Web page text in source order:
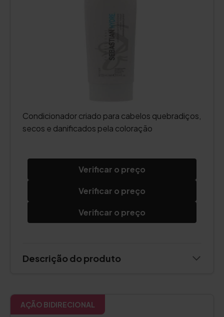
Condicionador criado para cabelos quebradiços,
secos e danificados pela coloração
Verificar o preço
Verificar o preço
Verificar o preço
Descrição do produto
AÇÃO BIDIRECIONAL